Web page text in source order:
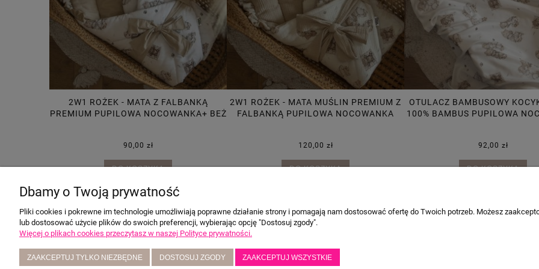
2W1 ROŻEK - MATA Z FALBANKĄ
PREMIUM PUPILOWA NOCOWANKA+ BEŻ
90,00 zł
DO KOSZYKA
2W1 ROŻEK - MATA MUŚLIN PREMIUM Z
FALBANKĄ PUPILOWA NOCOWANKA
120,00 zł
DO KOSZYKA
OTULACZ BAMBUSOWY
100% BAMBUS PUPILOWA
92,00 zł
DO KOSZYKA
POMOC
Do pobrania
MOJE KONTO
Ustawienia konta
Dbamy o Twoją prywatność
Pliki cookies i pokrewne im technologie umożliwiają poprawne działanie strony i pomagają nam dostosować ofertę do Twoich potrzeb. Możesz
lub dostosować użycie plików do swoich preferencji, wybierając opcję "Dostosuj zgody".
Więcej o plikach cookies przeczytasz w naszej Polityce prywatności.
ZAAKCEPTUJ TYLKO NIEZBĘDNE DOSTOSUJ ZGODY ZAAKCEPTUJ WSZYSTKIE